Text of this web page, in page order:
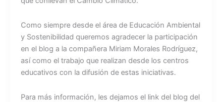
Como siempre desde el área de Educación Ambiental
y Sostenibilidad queremos agradecer la participación
en el blog a la compañera Miriam Morales Rodríguez,
así como el trabajo que realizan desde los centros
educativos con la difusión de estas iniciativas.
Para más información, les dejamos el link del blog del